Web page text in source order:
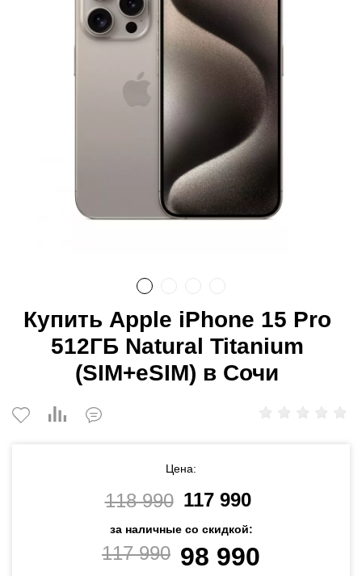
Купить Apple iPhone 15 Pro
512ГБ Natural Titanium
(SIM+eSIM) в Сочи
Цена:
118 990 117 990
за наличные со скидкой:
117 990 98 990